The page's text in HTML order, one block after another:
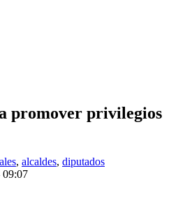
promover privilegios
, alcaldes, diputados
09:07